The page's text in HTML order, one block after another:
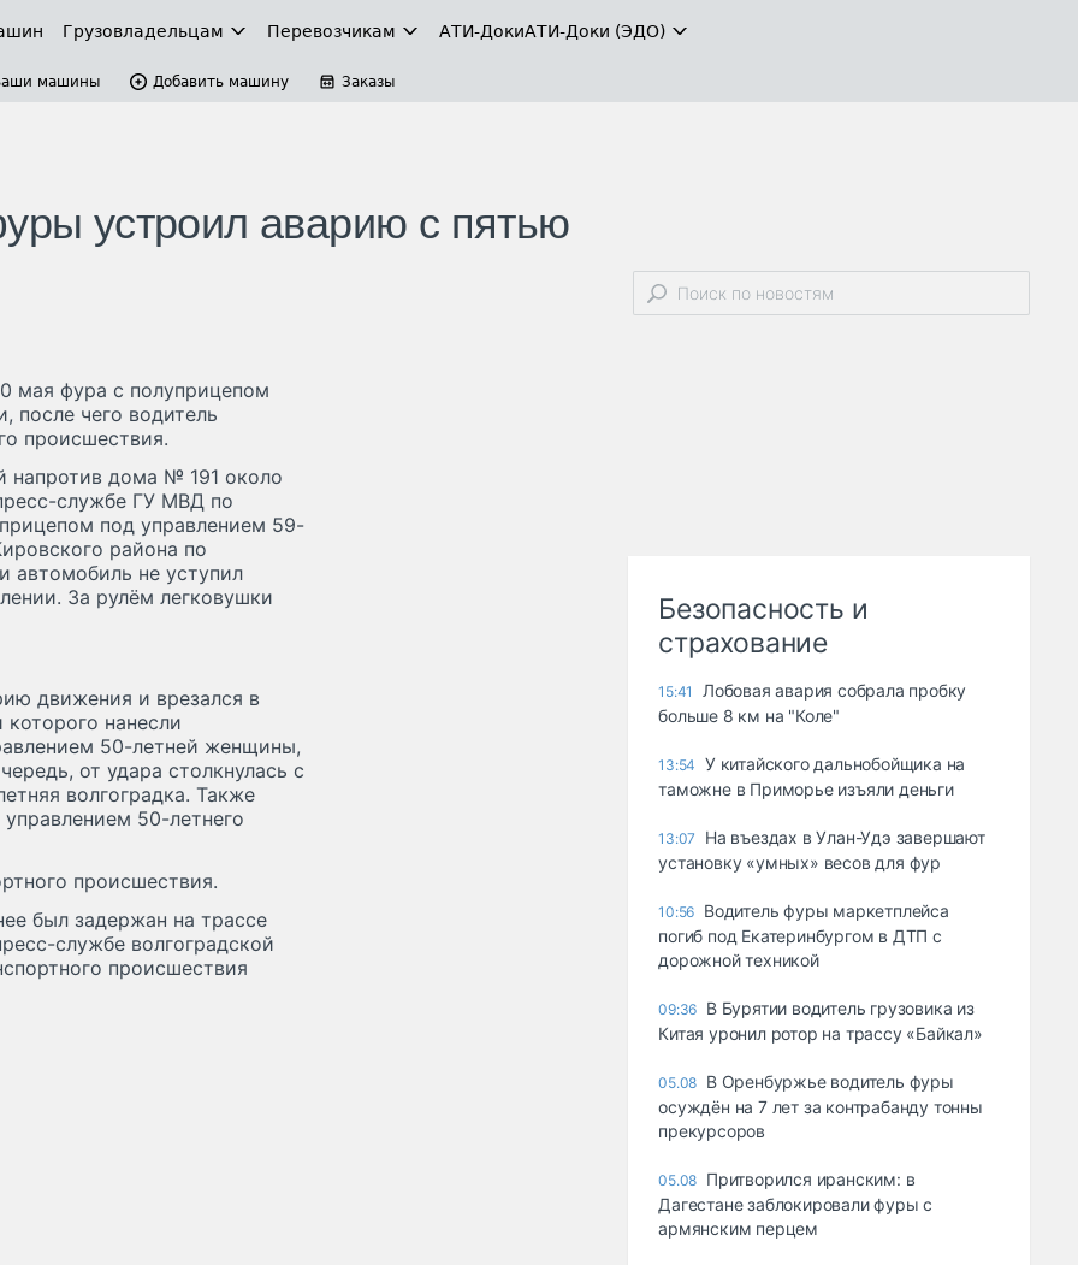
Грузовладельцам Перевозчикам АТИ-ДокиАТИ-Доки (ЭДО)
машины Добавить машину Заказы
устроил аварию с пятью
мая фура с полуприцепом
после чего водитель
происшествия.
напротив дома № 191 около
службе ГУ МВД по
под управлением 59-
района по
автомобиль не уступил
За рулём легковушки
движения и врезался в
нанесли
50-летней женщины,
от удара столкнулась с
волгоградка. Также
50-летнего
происшествия.
был задержан на трассе
службе волгоградской
происшествия
Безопасность и
страхование
15:41
Лобовая авария собрала пробку
больше 8 км на "Коле"
13:54
У китайского дальнобойщика на
таможне в Приморье изъяли деньги
13:07
Ha въeздax в Улaн-Удэ зaвepшaют
ycтaнoвкy «yмныx» вecoв для фyp
10:56 Водитель фуры маркетплейса
погиб под Екатеринбургом в ДТП с
дорожной техникой
09:36 В Бурятии водитель грузовика из
Китая уронил ротор на трассу «Байкал»
05.08 В Оренбуржье водитель фуры
осуждён на 7 лет за контрабанду тонны
прекурсоров
05.08 Притворился иранским: в
Дагестане заблокировали фуры с
армянским перцем